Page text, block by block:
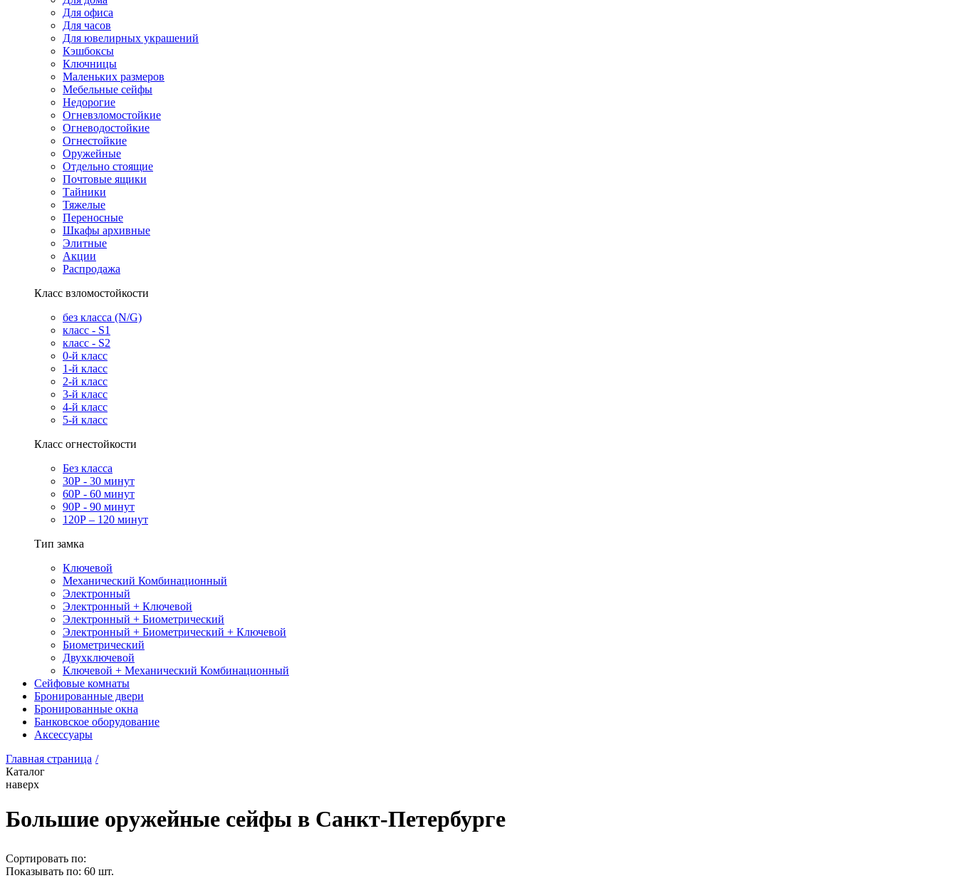
Для офиса
Для часов
Для ювелирных украшений
Кэшбоксы
Ключницы
Маленьких размеров
Мебельные сейфы
Недорогие
Огневзломостойкие
Огневодостойкие
Огнестойкие
Оружейные
Отдельно стоящие
Почтовые ящики
Тайники
Тяжелые
Переносные
Шкафы архивные
Элитные
Акции
Распродажа
Класс взломостойкости
без класса (N/G)
класс - S1
класс - S2
0-й класс
1-й класс
2-й класс
3-й класс
4-й класс
5-й класс
Класс огнестойкости
Без класса
30Р - 30 минут
60Р - 60 минут
90Р - 90 минут
120Р – 120 минут
Тип замка
Ключевой
Механический Комбинационный
Электронный
Электронный + Ключевой
Электронный + Биометрический
Электронный + Биометрический + Ключевой
Биометрический
Двухключевой
Ключевой + Механический Комбинационный
Сейфовые комнаты
Бронированные двери
Бронированные окна
Банковское оборудование
Аксессуары
Главная страница /
Каталог
наверх
Большие оружейные сейфы в Санкт-Петербурге
Сортировать по:
Показывать по: 60 шт.